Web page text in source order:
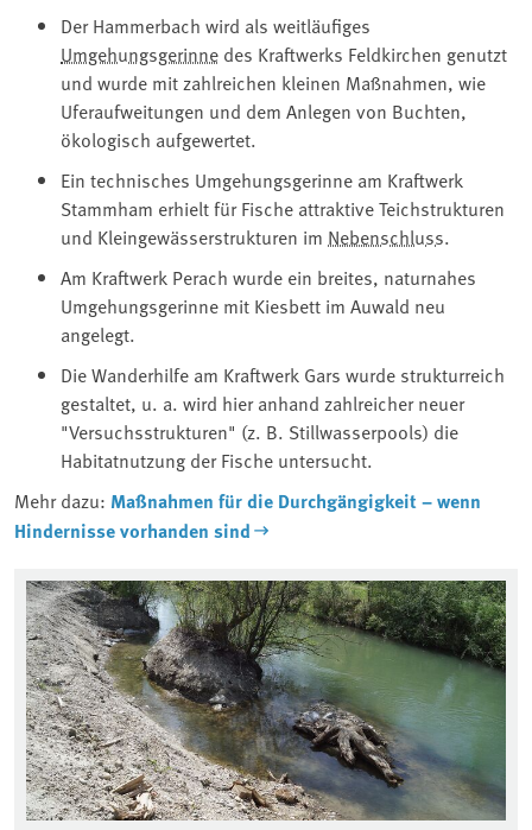
Der Hammerbach wird als weitläufiges
Umgehungsgerinne des Kraftwerks Feldkirchen genutzt
und wurde mit zahlreichen kleinen Maßnahmen, wie
Uferaufweitungen und dem Anlegen von Buchten,
ökologisch aufgewertet.
Ein technisches Umgehungsgerinne am Kraftwerk
Stammham erhielt für Fische attraktive Teichstrukturen
und Kleingewässerstrukturen im Nebenschluss.
Am Kraftwerk Perach wurde ein breites, naturnahes
Umgehungsgerinne mit Kiesbett im Auwald neu
angelegt.
Die Wanderhilfe am Kraftwerk Gars wurde strukturreich
gestaltet, u. a. wird hier anhand zahlreicher neuer
"Versuchsstrukturen" (z. B. Stillwasserpools) die
Habitatnutzung der Fische untersucht.
Mehr dazu: Maßnahmen für die Durchgängigkeit – wenn
Hindernisse vorhanden sind